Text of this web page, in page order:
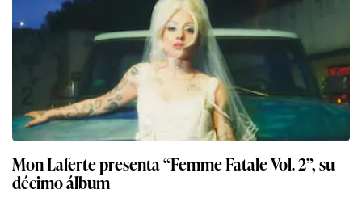
Mon Laferte presenta “Femme Fatale Vol. 2”, su
décimo álbum